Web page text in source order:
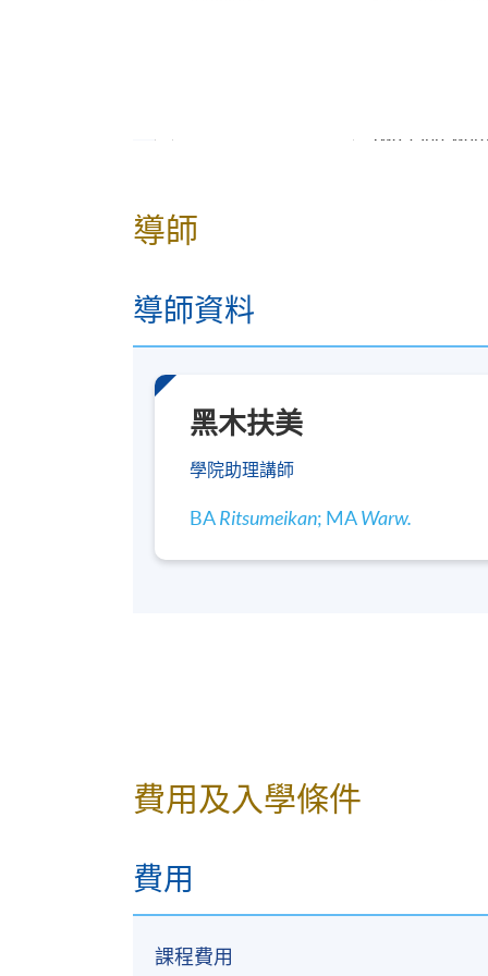
Two 45-
Two 1500-
詳情
注意事項：
用(soul2.hkuspace.hku.hk)。同時建議學
訊。
凡於「九龍西分校」上課之學員，每堂必須
1) 不論網上報名或親身報名，請務必核實
通知電郵，並自行到各區報名中心向職員索
導師
導師資料
黑木扶美
學院助理講師
BARitsumeikan; MAWarw.
費用及入學條件
費用
課程費用